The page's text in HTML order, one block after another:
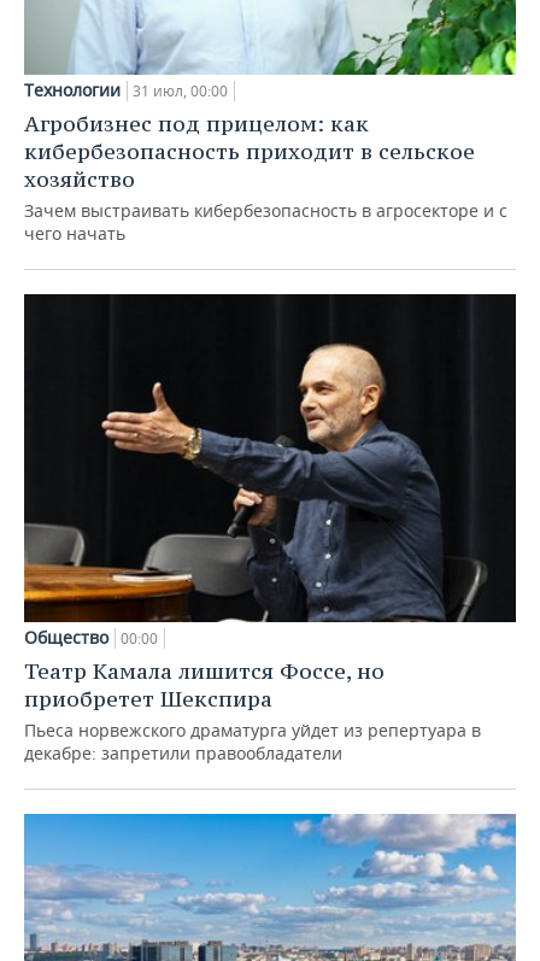
Технологии 31 июл, 00:00
Агробизнес под прицелом: как
кибербезопасность приходит в сельское
хозяйство
Зачем выстраивать кибербезопасность в агросекторе и с
чего начать
Общество 00:00
Театр Камала лишится Фоссе, но
приобретет Шекспира
Пьеса норвежского драматурга уйдет из репертуара в
декабре: запретили правообладатели